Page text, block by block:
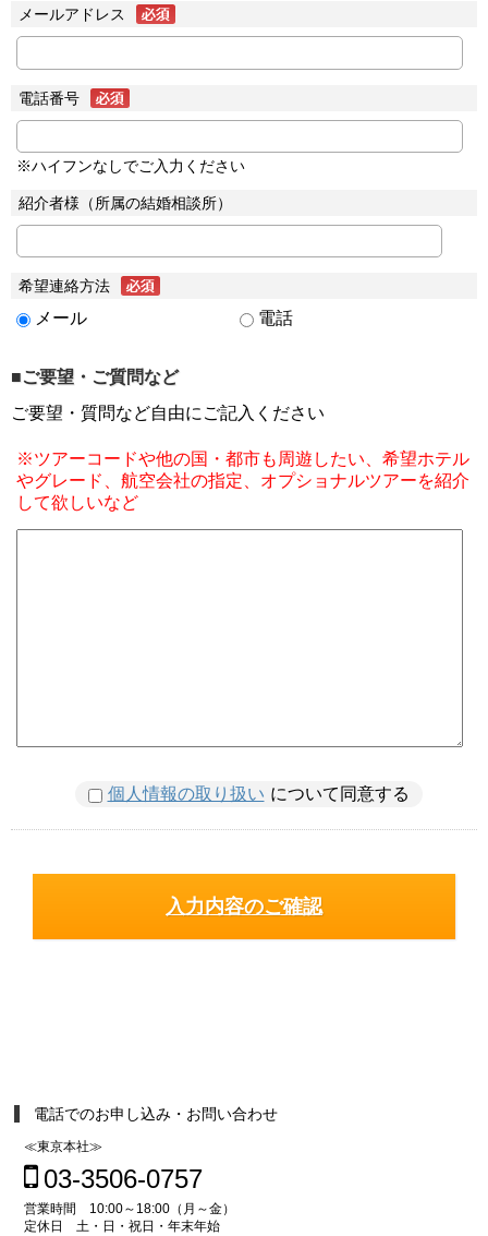
メールアドレス
電話番号
※ハイフンなしでご入力ください
紹介者様（所属の結婚相談所）
希望連絡方法
メール 電話
■ご要望・ご質問など
ご要望・質問など自由にご記入ください
※ツアーコードや他の国・都市も周遊したい、希望ホテル
やグレード、航空会社の指定、オプショナルツアーを紹介
して欲しいなど
個人情報の取り扱い について同意する
電話でのお申し込み・お問い合わせ
≪東京本社≫
03-3506-0757
営業時間 10:00～18:00（月～金）
定休日 土・日・祝日・年末年始